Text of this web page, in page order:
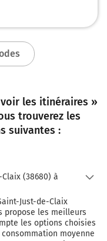
les itinéraires »
trouverez les
suivantes :
(38680) à
Just-de-Claix
propose les meilleurs
les options choisies
moyenne